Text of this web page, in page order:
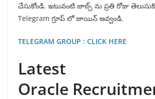
చేసుకోండి. ఇటువంటి జాబ్స్ ను ప్రతి రోజు
Telegram గ్రూప్ లో జాయిన్ అవ్వండి.
TELEGRAM GROUP : CLICK HERE
Latest
Oracle